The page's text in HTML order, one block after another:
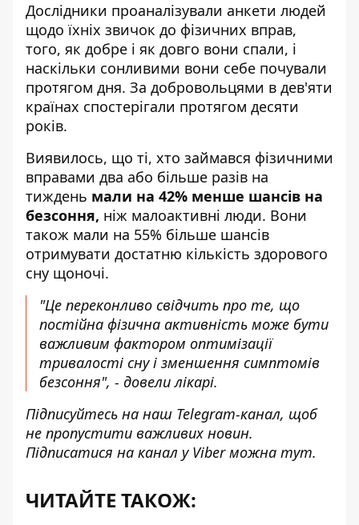
Дослідники проаналізували анкети людей
щодо їхніх звичок до фізичних вправ,
того, як добре і як довго вони спали, і
наскільки сонливими вони себе почували
протягом дня. За добровольцями в дев'яти
країнах спостерігали протягом десяти
років.
Виявилось, що ті, хто займався фізичними
вправами два або більше разів на
тиждень мали на 42% менше шансів на
безсоння, ніж малоактивні люди. Вони
також мали на 55% більше шансів
отримувати достатню кількість здорового
сну щоночі.
"Це переконливо свідчить про те, що
постійна фізична активність може бути
важливим фактором оптимізації
тривалості сну і зменшення симптомів
безсоння", - довели лікарі.
Підписуйтесь на наш Telegram-канал, щоб
не пропустити важливих новин.
Підписатися на канал у Viber можна тут.
ЧИТАЙТЕ ТАКОЖ: